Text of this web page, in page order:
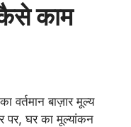
कैसे काम
बाज़ार मूल्य
पर, घर का मूल्यांकन